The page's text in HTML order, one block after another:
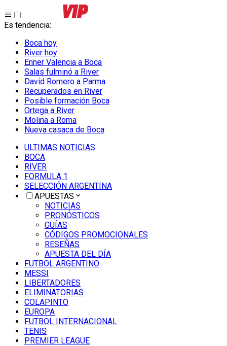
Es tendencia:
Boca hoy
River hoy
Enner Valencia a Boca
Salas fulminó a River
David Romero a Parma
Recuperados en River
Posible formación Boca
Ortega a River
Molina a Roma
Nueva casaca de Boca
ULTIMAS NOTICIAS
BOCA
RIVER
FORMULA 1
SELECCIÓN ARGENTINA
APUESTAS
NOTICIAS
PRONÓSTICOS
GUÍAS
CÓDIGOS PROMOCIONALES
RESEÑAS
APUESTA DEL DÍA
FUTBOL ARGENTINO
MESSI
LIBERTADORES
ELIMINATORIAS
COLAPINTO
EUROPA
FUTBOL INTERNACIONAL
TENIS
PREMIER LEAGUE